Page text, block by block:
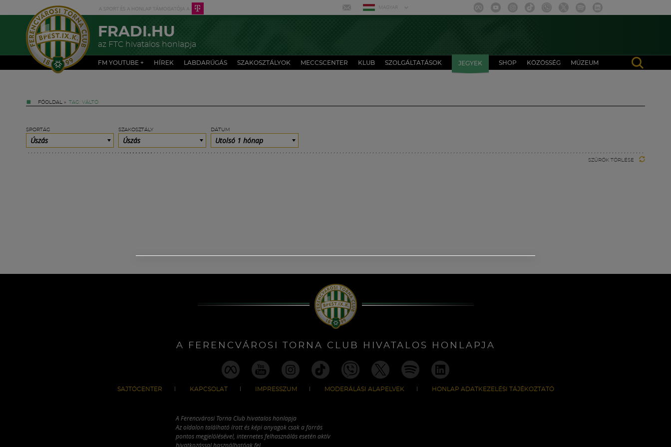
MAGYAR
FRADI.HU
az FTC hivatalos honlapja
FM YOUTUBE + HÍREK LABDARÚGÁS SZAKOSZTÁLYOK MECCSCENTER KLUB SZOLGÁLTATÁSOK JEGYEK SHOP KÖZÖSSÉG MÚZEUM
FŐOLDAL » TAG: VÁLTÓ
SPORTÁG
Úszás
SZAKOSZTÁLY
Úszás
DÁTUM
Utolsó 1 hónap
SZŰRŐK TÖRLÉSE
A FERENCVÁROSI TORNA CLUB HIVATALOS HONLAPJA
SAJTÓCENTER KAPCSOLAT IMPRESSZUM MODERÁLÁSI ALAPELVEK HONLAP ADATKEZELÉSI TÁJÉKOZTATÓ
A Ferencvárosi Torna Club hivatalos honlapja
Az oldalon található írott és képi anyagok csak a forrás
pontos megjelölésével, internetes felhasználás esetén aktív
hivatkozással használhatóak fel.